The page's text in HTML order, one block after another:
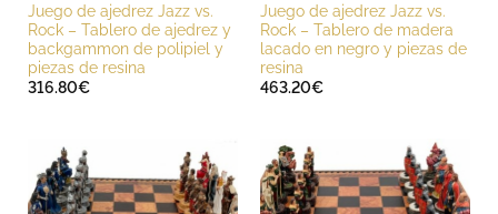
Juego de ajedrez Jazz vs.
Rock – Tablero de ajedrez y
backgammon de polipiel y
piezas de resina
316.80€
Juego de ajedrez Jazz vs.
Rock – Tablero de madera
lacado en negro y piezas de
resina
463.20€